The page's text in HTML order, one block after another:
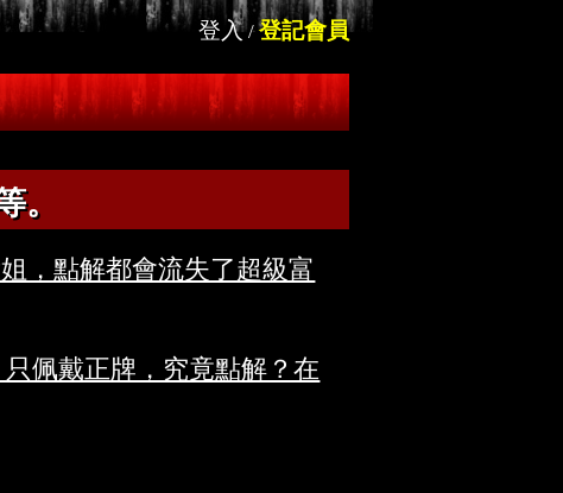
登入/登記會員
。
，點解都會流失了超級富
佩戴正牌，究竟點解？在